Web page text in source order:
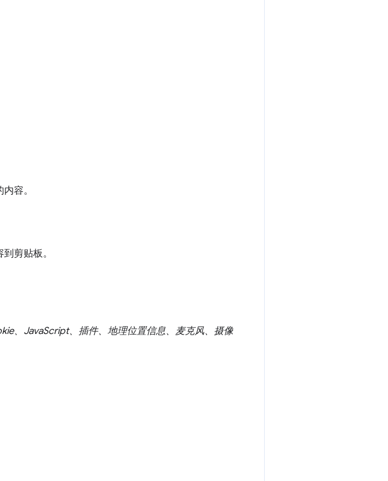
容。
剪贴板。
、JavaScript、插件、地理位置信息、麦克风、摄像